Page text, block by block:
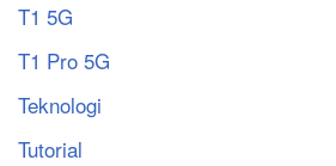
T1 5G
T1 Pro 5G
Teknologi
Tutorial